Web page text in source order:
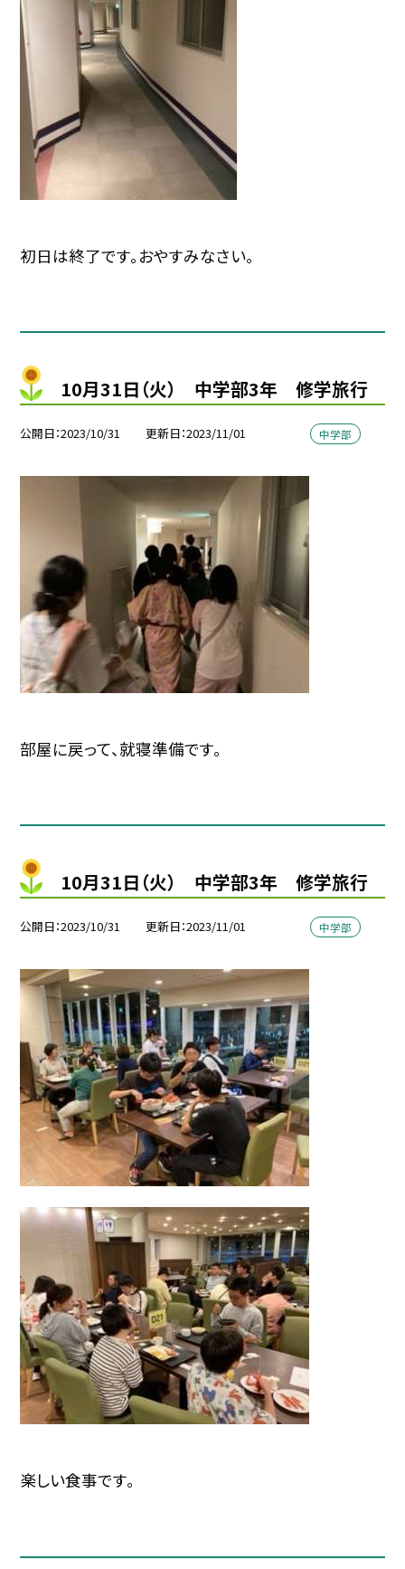
初日は終了です。おやすみなさい。
10月31日（火） 中学部3年 修学旅行
公開日 2023/10/31 更新日 2023/11/01 中学部
部屋に戻って、就寝準備です。
10月31日（火） 中学部3年 修学旅行
公開日 2023/10/31 更新日 2023/11/01 中学部
楽しい食事です。